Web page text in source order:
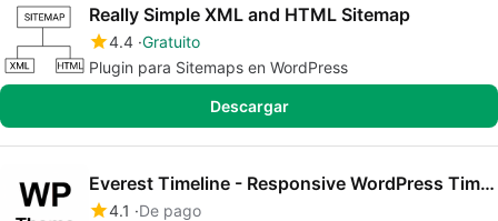
Really Simple XML and HTML Sitemap
4.4 Gratuito
Plugin para Sitemaps en WordPress
Descargar
Everest Timeline - Responsive WordPress Timeline Plugin
4.1
De pago